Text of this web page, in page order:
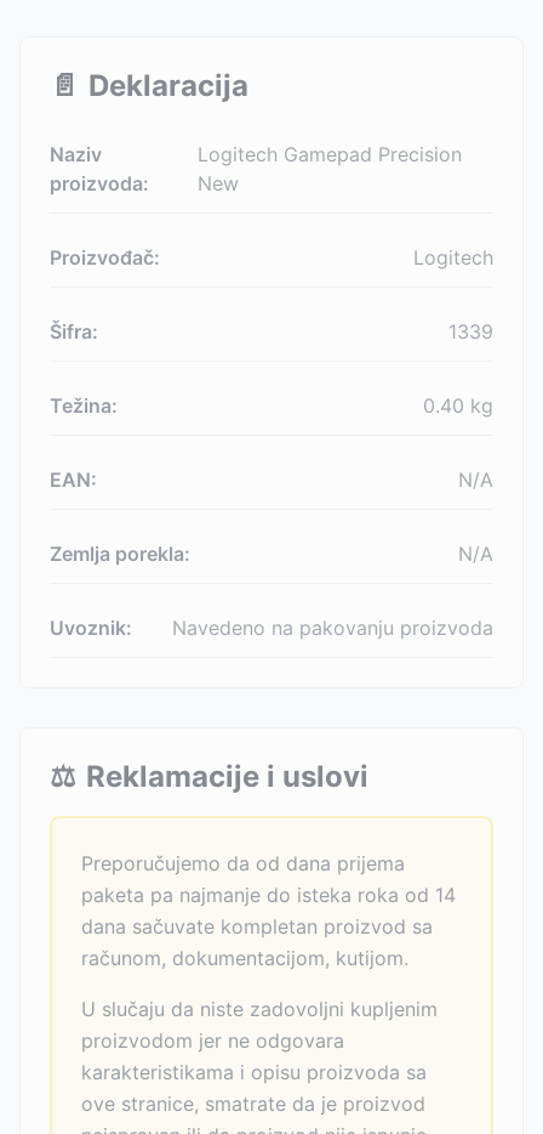
📄 Deklaracija
Naziv
proizvoda:
Logitech Gamepad Precision
New
Proizvođač: Logitech
Šifra: 1339
Težina: 0.40 kg
EAN: N/A
Zemlja porekla: N/A
Uvoznik: Navedeno na pakovanju proizvoda
⚖️ Reklamacije i uslovi
Preporučujemo da od dana prijema
paketa pa najmanje do isteka roka od 14
dana sačuvate kompletan proizvod sa
računom, dokumentacijom, kutijom.
U slučaju da niste zadovoljni kupljenim
proizvodom jer ne odgovara
karakteristikama i opisu proizvoda sa
ove stranice, smatrate da je proizvod